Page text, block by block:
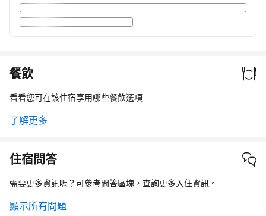
餐飲
看看您可在該住宿享用哪些餐飲選項
了解更多
住宿問答
需要更多資訊嗎？可參考問答區塊，查詢更多入住資訊。
顯示所有問題